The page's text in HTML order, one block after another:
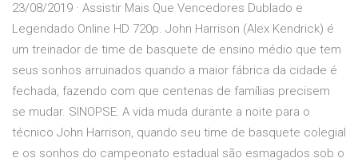
23/08/2019 · Assistir Mais Que Vencedores Dublado e
Legendado Online HD 720p. John Harrison (Alex Kendrick) é
um treinador de time de basquete de ensino médio que tem
seus sonhos arruinados quando a maior fábrica da cidade é
fechada, fazendo com que centenas de famílias precisem
se mudar. SINOPSE: A vida muda durante a noite para o
técnico John Harrison, quando seu time de basquete colegial
e os sonhos do campeonato estadual são esmagados sob o